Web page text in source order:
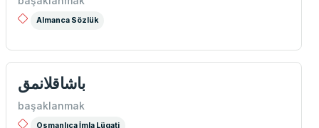
Almanca Sözlük
باشاقلانمق
başaklanmak
Osmanlıca İmla Lügati